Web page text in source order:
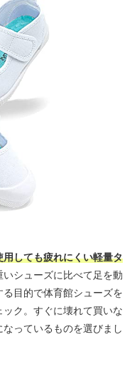
用しても疲れにくい軽量タ
シューズに比べて足を動
目的で体育館シューズを
ク。すぐに壊れて買いな
っているものを選びまし